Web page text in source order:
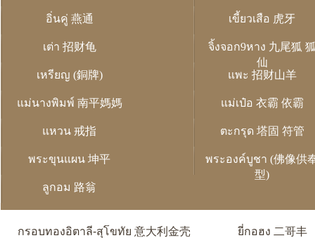
อิ่นคู่ 燕通 เขี้ยวเสือ 虎牙
เต่า 招财龟
จิ้งจอก9หาง 九尾狐
仙
เหรียญ (銅牌)
แพะ 招财山羊
แม่นางพิมพ์ 南平媽媽 แม่เป๋อ 衣霸 依霸
แหวน 戒指 ตะกรุด 塔固 符管
พระขุนแผน 坤平
พระองค์บูชา (佛像供
型)
ลูกอม 路翁
กรอบทองอิตาลี-สุโขทัย 意大利金壳
ยี่กอฮง 二哥丰